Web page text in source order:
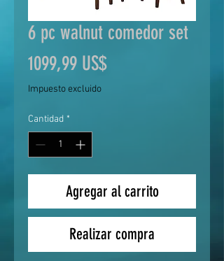
6 pc walnut comedor set
1099,99 US$Precio
Impuesto excluido
Cantidad *
Agregar al carrito
Realizar compra